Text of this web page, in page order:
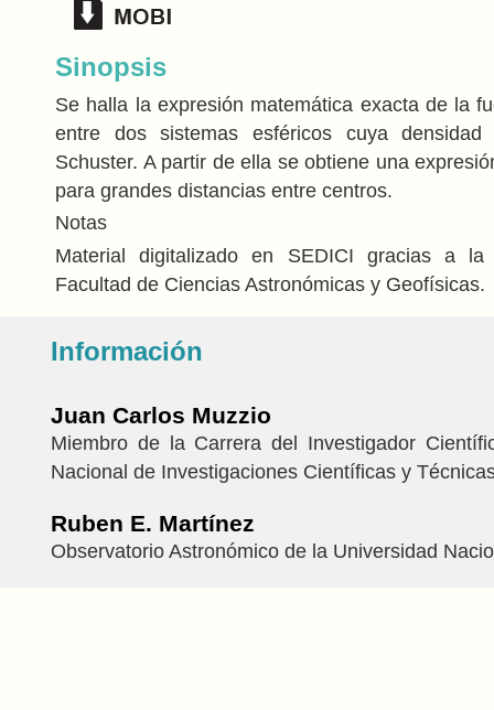
Sinopsis
Se halla la expresión matemática exacta de la
entre dos sistemas esféricos cuya
Schuster. A partir de ella se obtiene una
para grandes distancias entre centros.
Notas
Material digitalizado en SEDICI gracias a
Facultad de Ciencias Astronómicas y Geofísicas.
Información
Juan Carlos Muzzio
Miembro de la Carrera del Investigador
Nacional de Investigaciones Científicas y
Ruben E. Martínez
Observatorio Astronómico de la Universidad